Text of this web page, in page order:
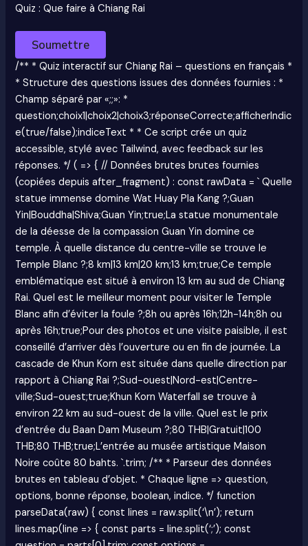
Quiz : Que faire à Chiang Rai
Soumettre
/** * Quiz interactif sur Chiang Rai – questions en français *
* Structure des questions issues des données fournies : *
Champ séparé par «;;»: *
question;choix1|choix2|choix3;réponseCorrecte;afficherIndic
e(true/false);indiceText * * Ce script crée un quiz
accessible, stylé avec Tailwind, avec feedback sur les
réponses. */ ( => { // Données brutes brutes fournies
(copiées depuis after_fragment) : const rawData = ` Quelle
statue immense domine Wat Huay Pla Kang ?;Guan
Yin|Bouddha|Shiva;Guan Yin;true;La statue monumentale
de la déesse de la compassion Guan Yin domine ce
temple. À quelle distance du centre-ville se trouve le
Temple Blanc ?;8 km|13 km|20 km;13 km;true;Ce temple
emblématique est situé à environ 13 km au sud de Chiang
Rai. Quel est le meilleur moment pour visiter le Temple
Blanc afin d’éviter la foule ?;8h ou après 16h;12h-14h;8h ou
après 16h;true;Pour des photos et une visite paisible, il est
conseillé d’arriver dès l’ouverture ou en fin de journée. La
cascade de Khun Korn est située dans quelle direction par
rapport à Chiang Rai ?;Sud-ouest|Nord-est|Centre-
ville;Sud-ouest;true;Khun Korn Waterfall se trouve à
environ 22 km au sud-ouest de la ville. Quel est le prix
d’entrée du Baan Dam Museum ?;80 THB|Gratuit|100
THB;80 THB;true;L’entrée au musée artistique Maison
Noire coûte 80 bahts. `.trim; /** * Parseur des données
brutes en tableau d’objet. * Chaque ligne => question,
options, bonne réponse, boolean, indice. */ function
parseData(raw) { const lines = raw.split(‘\n’); return
lines.map(line => { const parts = line.split(‘;’); const